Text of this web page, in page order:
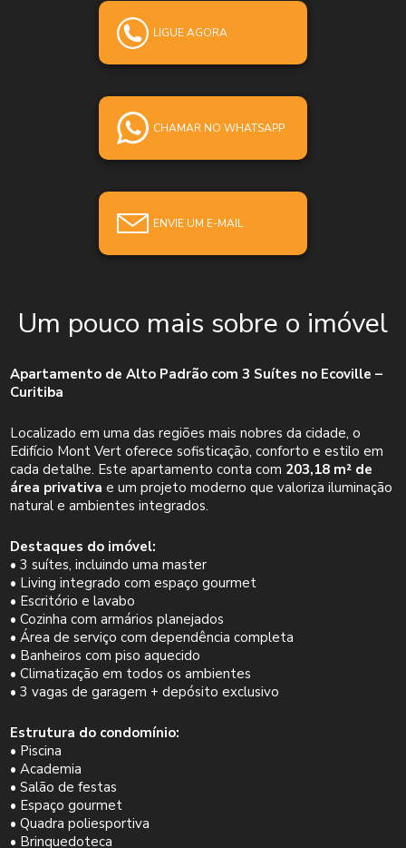
LIGUE AGORA
CHAMAR NO WHATSAPP
ENVIE UM E-MAIL
Um pouco mais sobre o imóvel
Apartamento de Alto Padrão com 3 Suítes no Ecoville –
Curitiba
Localizado em uma das regiões mais nobres da cidade, o
Edifício Mont Vert oferece sofisticação, conforto e estilo em
cada detalhe. Este apartamento conta com 203,18 m² de
área privativa e um projeto moderno que valoriza iluminação
natural e ambientes integrados.
Destaques do imóvel:
• 3 suítes, incluindo uma master
• Living integrado com espaço gourmet
• Escritório e lavabo
• Cozinha com armários planejados
• Área de serviço com dependência completa
• Banheiros com piso aquecido
• Climatização em todos os ambientes
• 3 vagas de garagem + depósito exclusivo
Estrutura do condomínio:
• Piscina
• Academia
• Salão de festas
• Espaço gourmet
• Quadra poliesportiva
• Brinquedoteca